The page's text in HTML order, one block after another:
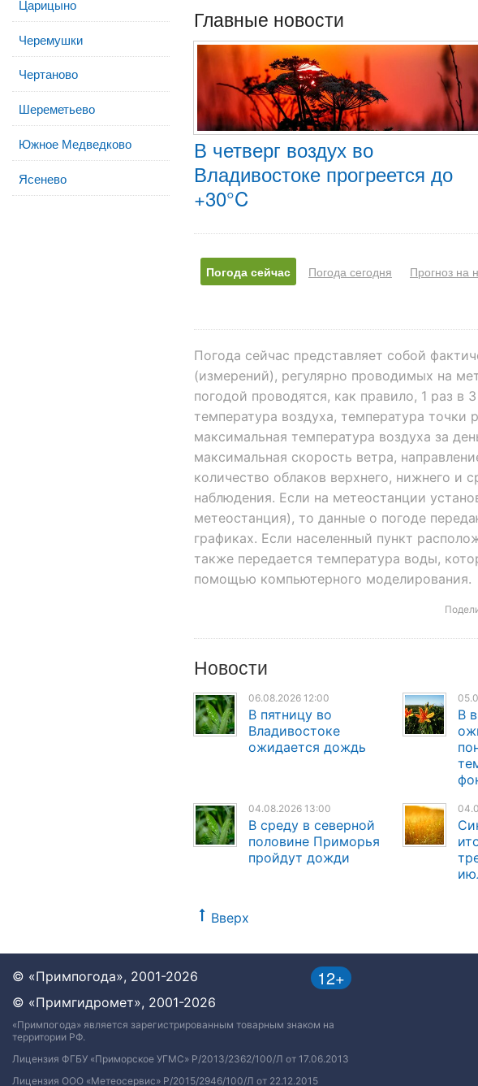
Царицыно
Черемушки
Чертаново
Шереметьево
Южное Медведково
Ясенево
Главные новости
В четверг воздух во
Владивостоке прогреется до
+30°C
Погода сейчас Погода сегодня Прогноз на
Погода сейчас представляет собой
(измерений), регулярно проводимых на
погодой проводятся, как правило, 1 раз
температура воздуха, температура
максимальная температура воздуха за
максимальная скорость ветра,
количество облаков верхнего, нижнего и
наблюдения. Если на метеостанции
метеостанция), то данные о погоде
графиках. Если населенный пункт
также передается температура воды,
помощью компьютерного моделирования.
Новости
06.08.2026 12:00
В пятницу во
Владивостоке
ожидается дождь
В
04.08.2026 13:00
В среду в северной
половине Приморья
пройдут дожди
Вверх
12+
© «Примпогода», 2001-2026
© «Примгидромет», 2001-2026
«Примпогода» является зарегистрированным товарным знаком на
территории РФ.
Лицензия ФГБУ «Приморское УГМС» Р/2013/2362/100/Л от 17.06.2013
Лицензия ООО «Метеосервис» Р/2015/2946/100/Л от 22.12.2015